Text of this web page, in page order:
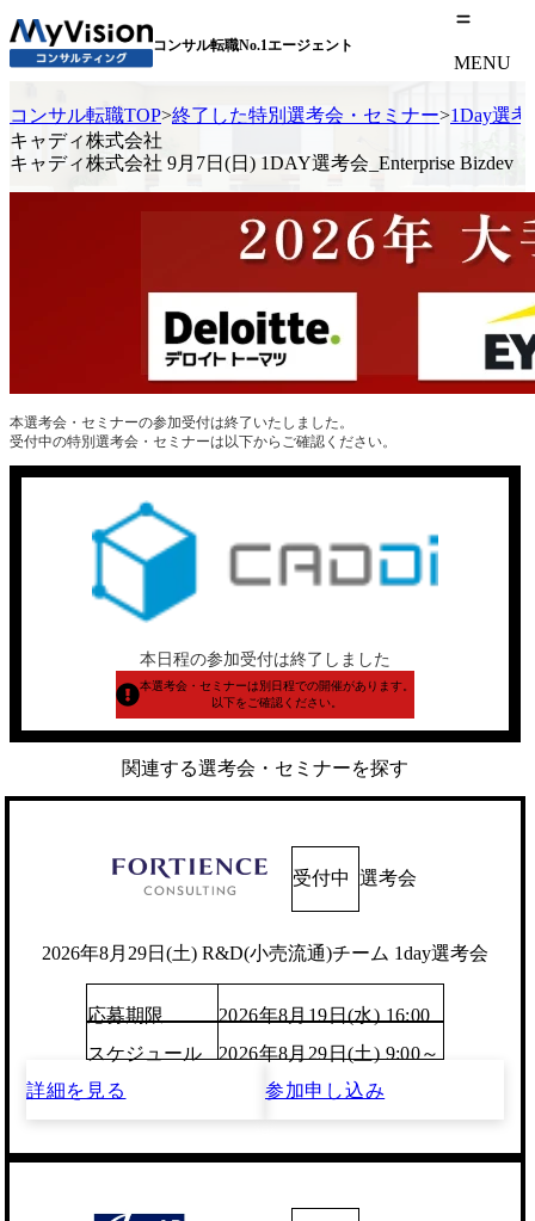
コンサル転職No.1エージェント
MENU
コンサル転職TOP>終了した特別選考会・セミナー>1Day選考
キャディ株式会社
キャディ株式会社 9月7日(日) 1DAY選考会_Enterprise Bizdev
本選考会・セミナーの参加受付は終了いたしました。
受付中の特別選考会・セミナーは以下からご確認ください。
本日程の参加受付は終了しました
本選考会・セミナーは別日程での開催があります。
以下をご確認ください。
関連する選考会・セミナーを探す
受付中 選考会
2026年8月29日(土) R&D(小売流通)チーム 1day選考会
応募期限
2026年8月19日(水) 16:00
スケジュール
2026年8月29日(土) 9:00～
詳細を見る
参加申し込み